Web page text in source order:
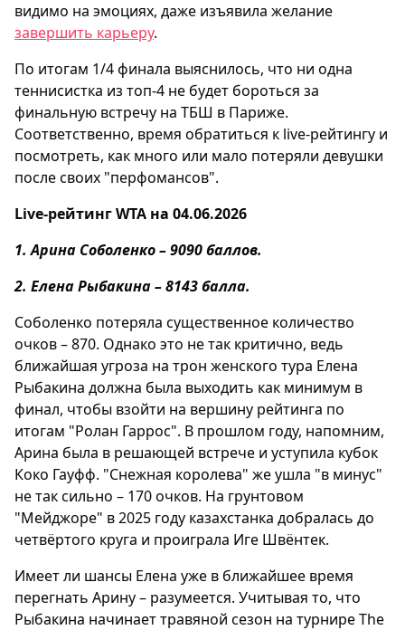
видимо на эмоциях, даже изъявила желание
завершить карьеру.
По итогам 1/4 финала выяснилось, что ни одна
теннисистка из топ-4 не будет бороться за
финальную встречу на ТБШ в Париже.
Соответственно, время обратиться к live-рейтингу и
посмотреть, как много или мало потеряли девушки
после своих "перфомансов".
Live-рейтинг WTA на 04.06.2026
1. Арина Соболенко – 9090 баллов.
2. Елена Рыбакина – 8143 балла.
Соболенко потеряла существенное количество
очков – 870. Однако это не так критично, ведь
ближайшая угроза на трон женского тура Елена
Рыбакина должна была выходить как минимум в
финал, чтобы взойти на вершину рейтинга по
итогам "Ролан Гаррос". В прошлом году, напомним,
Арина была в решающей встрече и уступила кубок
Коко Гауфф. "Снежная королева" же ушла "в минус"
не так сильно – 170 очков. На грунтовом
"Мейджоре" в 2025 году казахстанка добралась до
четвёртого круга и проиграла Иге Швёнтек.
Имеет ли шансы Елена уже в ближайшее время
перегнать Арину – разумеется. Учитывая то, что
Рыбакина начинает травяной сезон на турнире The